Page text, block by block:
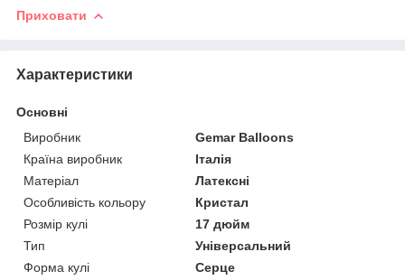
Приховати
Характеристики
Основні
Виробник
Gemar Balloons
Країна виробник
Італія
Матеріал
Латексні
Особливість кольору
Кристал
Розмір кулі
17 дюйм
Тип
Універсальний
Форма кулі
Серце